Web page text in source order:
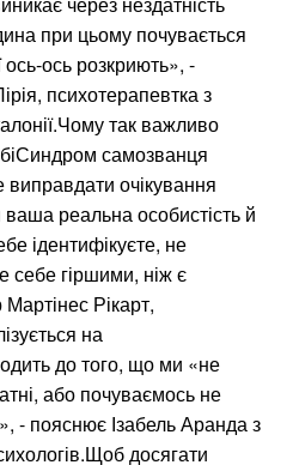
при цьому почувається
ось розкриють», -
психотерапевтка з
так важливо
самозванця
виправдати очікування
реальна особистість й
ідентифікуєте, не
себе гіршими, ніж є
Рікарт,
на
до того, що ми «не
або почуваємось не
- пояснює Ізабель Аранда з
досягати